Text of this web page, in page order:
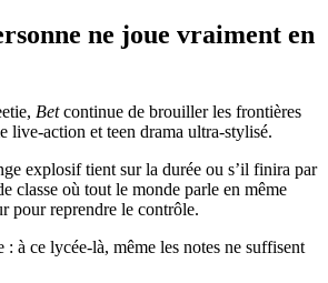
ne joue vraiment en
Betcontinue de brouiller les frontières
live-action et teen drama ultra-stylisé.
explosif tient sur la durée ou s’il finira par
classe où tout le monde parle en même
pour reprendre le contrôle.
: à ce lycée-là, même les notes ne suffisent